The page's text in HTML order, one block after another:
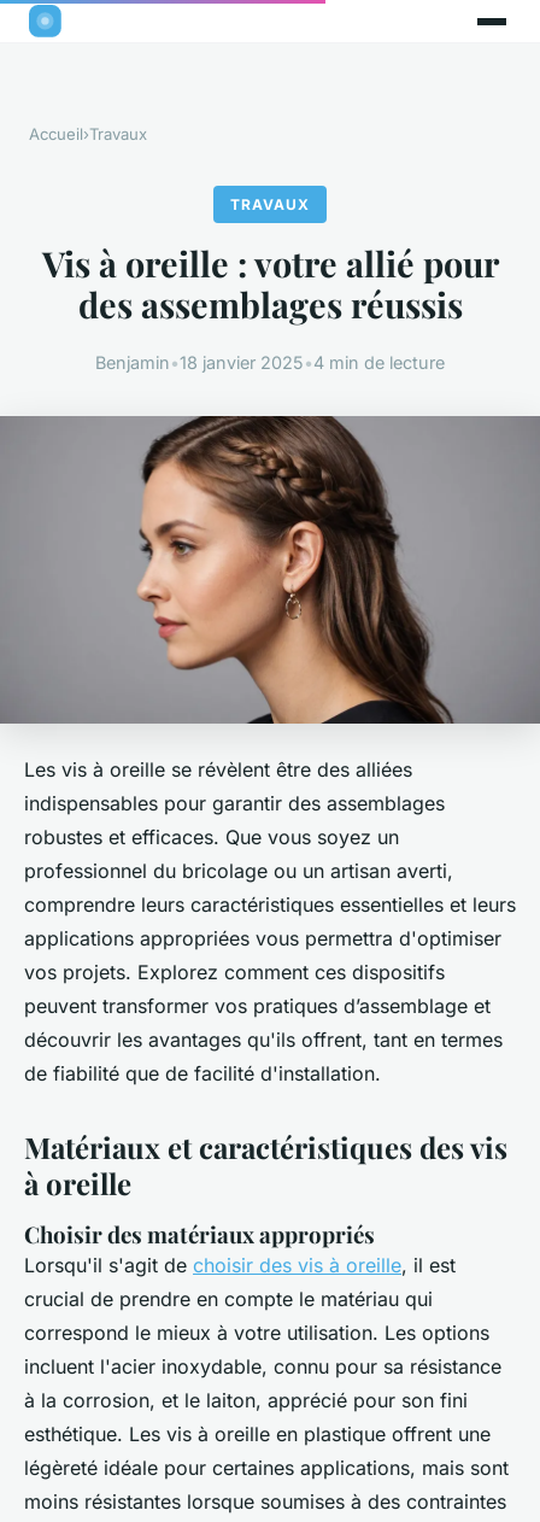
Accueil›Travaux
TRAVAUX
Vis à oreille : votre allié pour
des assemblages réussis
Benjamin•18 janvier 2025•4 min de lecture
Les vis à oreille se révèlent être des alliées
indispensables pour garantir des assemblages
robustes et efficaces. Que vous soyez un
professionnel du bricolage ou un artisan averti,
comprendre leurs caractéristiques essentielles et leurs
applications appropriées vous permettra d'optimiser
vos projets. Explorez comment ces dispositifs
peuvent transformer vos pratiques d’assemblage et
découvrir les avantages qu'ils offrent, tant en termes
de fiabilité que de facilité d'installation.
Matériaux et caractéristiques des vis
à oreille
Choisir des matériaux appropriés
Lorsqu'il s'agit de choisir des vis à oreille, il est
crucial de prendre en compte le matériau qui
correspond le mieux à votre utilisation. Les options
incluent l'acier inoxydable, connu pour sa résistance
à la corrosion, et le laiton, apprécié pour son fini
esthétique. Les vis à oreille en plastique offrent une
légèreté idéale pour certaines applications, mais sont
moins résistantes lorsque soumises à des contraintes